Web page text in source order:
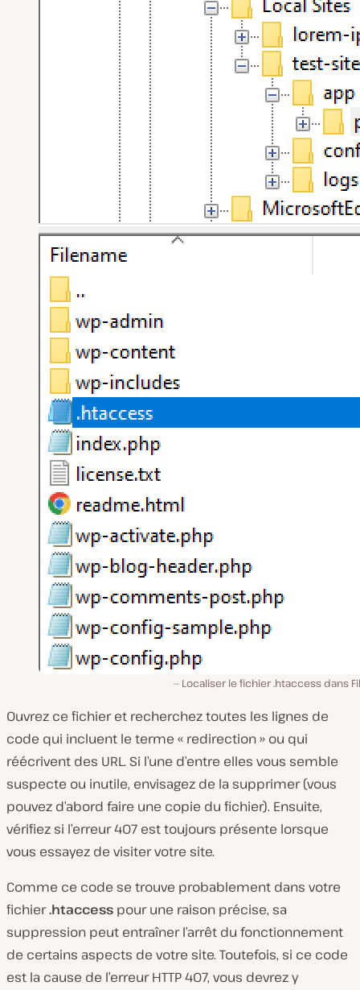
Localiser le fichier .htaccess dans
Ouvrez ce fichier et recherchez toutes les lignes de
code qui incluent le terme « redirection » ou qui
réécrivent des URL. Si l’une d’entre elles vous semble
suspecte ou inutile, envisagez de la supprimer (vous
pouvez d’abord faire une copie du fichier). Ensuite,
vérifiez si l’erreur 407 est toujours présente lorsque
vous essayez de visiter votre site.
Comme ce code se trouve probablement dans votre
fichier.htaccess pour une raison précise, sa
suppression peut entraîner l’arrêt du fonctionnement
de certains aspects de votre site. Toutefois, si ce code
est la cause de l’erreur HTTP 407, vous devrez y